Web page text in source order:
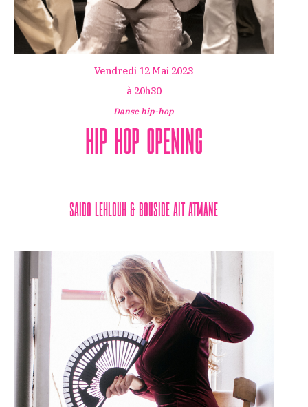
Vendredi 12 Mai 2023
à 20h30
Danse hip-hop
Hip Hop Opening
Saïdo Lehlouh & Bouside Ait Atmane